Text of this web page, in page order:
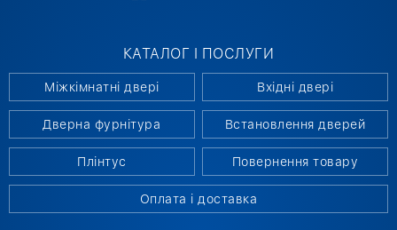
ВХІДНІ ДВЕРІ: ХАРАКТЕРИСТИКИ
Сучасні вхідні двері в Києві виробляються з
міцного металу з багатошаровим
наповненням та утеплювачем. Це забезпечує
відмінну тепло- та звукоізоляцію,
довговічність та стійкість до зовнішніх
КАТАЛОГ І ПОСЛУГИ
Міжкімнатні двері Вхідні двері
Дверна фурнітура Встановлення дверей
Плінтус Повернення товару
Оплата і доставка